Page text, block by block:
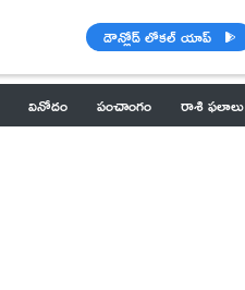
డౌన్లోడ్ లోకల్ యాప్
వినోదం పంచాంగం రాశి ఫలాలు